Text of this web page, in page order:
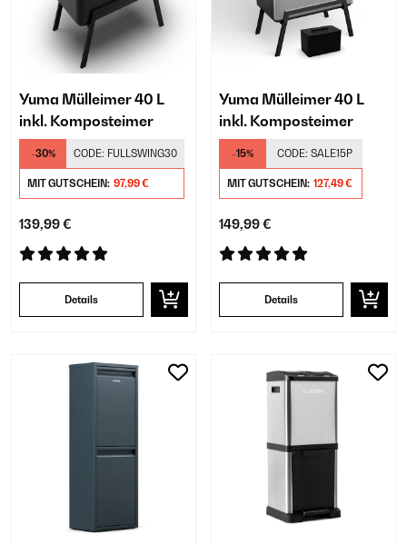
Yuma Mülleimer 40 L
inkl. Komposteimer
-30% CODE: FULLSWING30
MIT GUTSCHEIN: 97,99 €
139,99 €
Details
Yuma Mülleimer 40 L
inkl. Komposteimer
-15% CODE: SALE15P
MIT GUTSCHEIN: 127,49 €
149,99 €
Details